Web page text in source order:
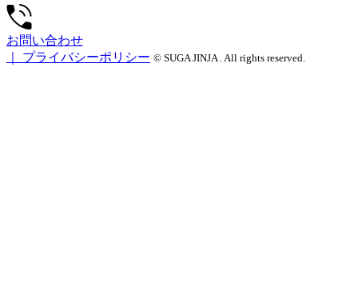
お問い合わせ
プライバシーポリシー © SUGA JINJA . All rights reserved.